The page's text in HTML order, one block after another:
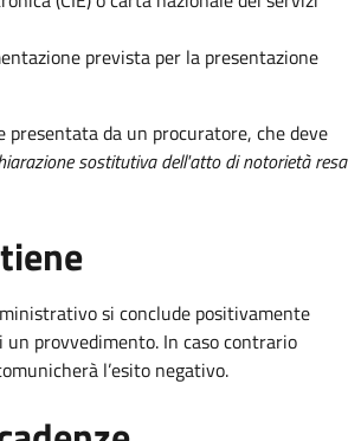
prevista per la presentazione
presentata da un procuratore, che deve
sostitutiva dell'atto di notorietà resa
si conclude positivamente
un provvedimento. In caso contrario
l’esito negativo.